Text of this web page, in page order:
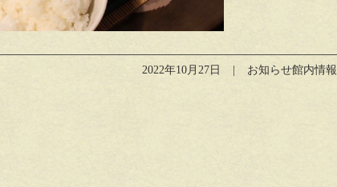
2022年10月27日 お知らせ館内情報